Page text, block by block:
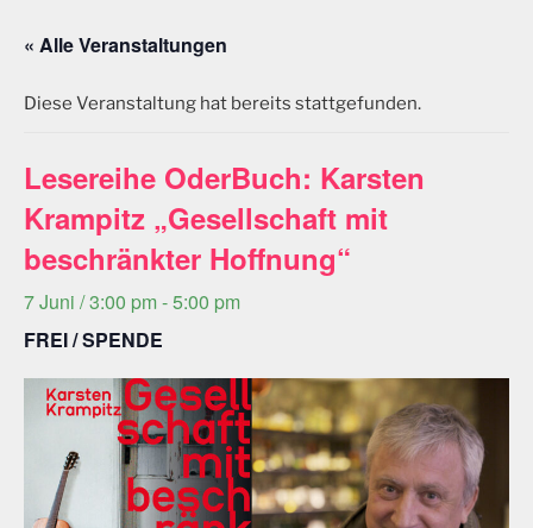
« Alle Veranstaltungen
Diese Veranstaltung hat bereits stattgefunden.
Lesereihe OderBuch: Karsten
Krampitz „Gesellschaft mit
beschränkter Hoffnung“
7 Juni / 3:00 pm-5:00 pm
FREI / SPENDE